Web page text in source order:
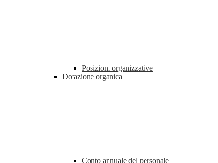
Posizioni organizzative
Dotazione organica
Conto annuale del personale